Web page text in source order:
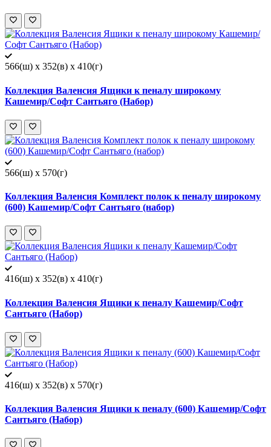
566(ш) x 352(в) x 410(г)
Коллекция Валенсия Ящики к пеналу широкому
Кашемир/Софт Сантьяго (Набор)
566(ш) x 570(г)
Коллекция Валенсия Комплект полок к пеналу широкому
(600) Кашемир/Софт Сантьяго (набор)
416(ш) x 352(в) x 410(г)
Коллекция Валенсия Ящики к пеналу Кашемир/Софт
Сантьяго (Набор)
416(ш) x 352(в) x 570(г)
Коллекция Валенсия Ящики к пеналу (600) Кашемир/Софт
Сантьяго (Набор)